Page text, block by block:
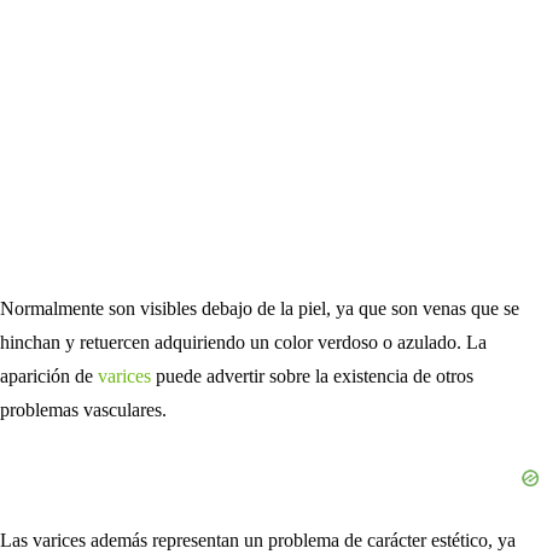
Normalmente son visibles debajo de la piel, ya que son venas que se
hinchan y retuercen adquiriendo un color verdoso o azulado. La
aparición de varices puede advertir sobre la existencia de otros
problemas vasculares.
Las varices además representan un problema de carácter estético, ya